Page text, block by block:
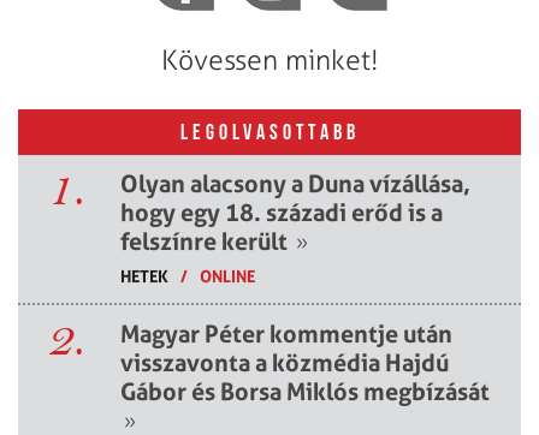
Kövessen minket!
LEGOLVASOTTABB
1.
Olyan alacsony a Duna vízállása,
hogy egy 18. századi erőd is a
felszínre került »
HETEK / ONLINE
2.
Magyar Péter kommentje után
visszavonta a közmédia Hajdú
Gábor és Borsa Miklós megbízását
»